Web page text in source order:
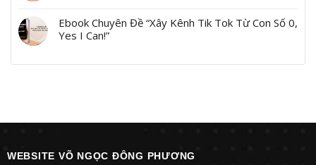
Ebook Chuyên Đề “Xây Kênh Tik Tok Từ Con Số 0,
Yes I Can!”
WEBSITE VÕ NGỌC ĐÔNG PHƯƠNG